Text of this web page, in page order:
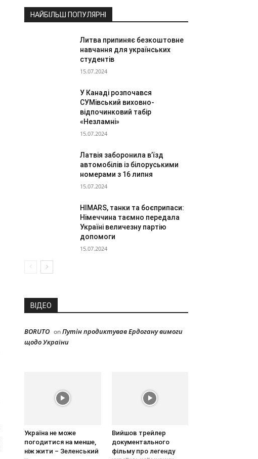
НАЙБІЛЬШ ПОПУЛЯРНІ
Литва припиняє безкоштовне
навчання для українських
студентів
15.07.2024
У Канаді розпочався
СУМівський виховно-
відпочинковий табір
«Незламні»
15.07.2024
Латвія заборонила в’їзд
автомобілів із білоруськими
номерами з 16 липня
15.07.2024
HIMARS, танки та боєприпаси:
Німеччина таємно передала
Україні величезну партію
допомоги
15.07.2024
ВІДЕО
BORUTO onПутін продиктував Ердогану вимоги
щодо України
Україна не може
погодитися на менше,
ніж жити – Зеленський
Вийшов трейлер
документального
фільму про легенду